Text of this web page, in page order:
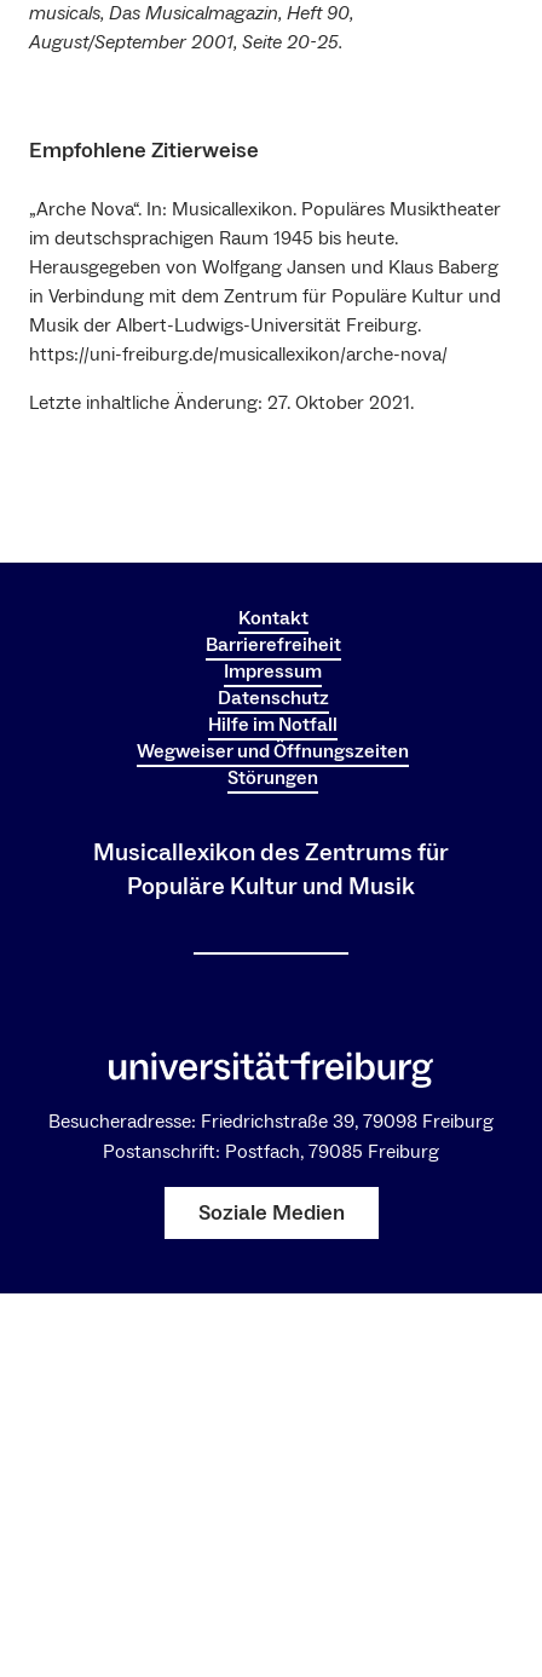
musicals, Das Musicalmagazin, Heft 90,
August/September 2001, Seite 20-25.
Empfohlene Zitierweise
„Arche Nova“. In: Musicallexikon. Populäres Musiktheater
im deutschsprachigen Raum 1945 bis heute.
Herausgegeben von Wolfgang Jansen und Klaus Baberg
in Verbindung mit dem Zentrum für Populäre Kultur und
Musik der Albert-Ludwigs-Universität Freiburg.
https://uni-freiburg.de/musicallexikon/arche-nova/
Letzte inhaltliche Änderung: 27. Oktober 2021.
Kontakt
Barrierefreiheit
Impressum
Datenschutz
Hilfe im Notfall
Wegweiser und Öffnungszeiten
Störungen
Musicallexikon des Zentrums für
Populäre Kultur und Musik
Besucheradresse: Friedrichstraße 39, 79098 Freiburg
Postanschrift: Postfach, 79085 Freiburg
Soziale Medien